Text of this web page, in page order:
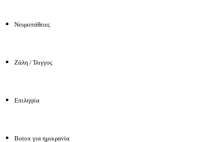
Νευροπάθειες
Ζάλη / Ίλιγγος
Επιληψία
Botox για ημικρανία